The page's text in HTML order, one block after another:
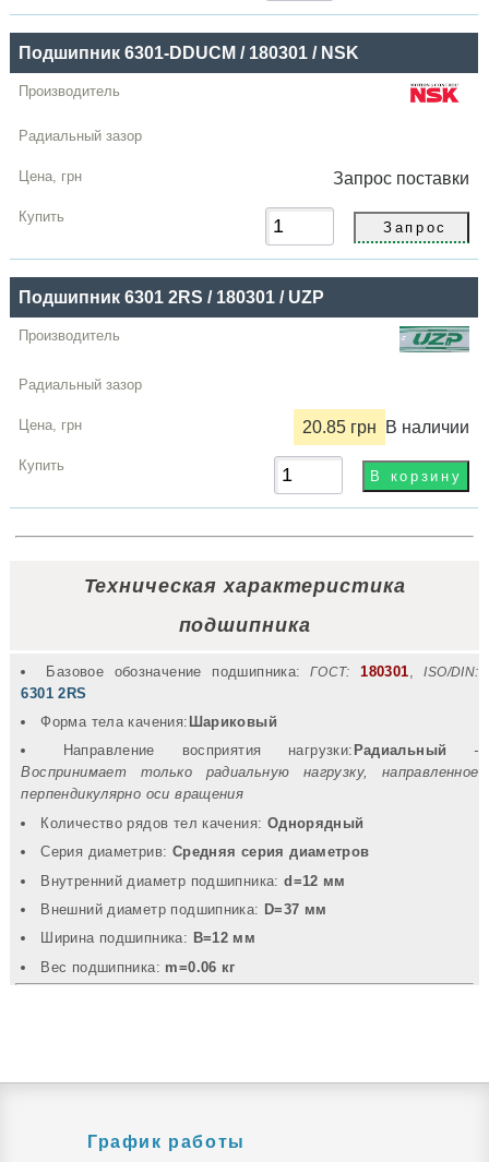
Подшипник 6301-DDUCM / 180301 / NSK
Запрос поставки
Подшипник 6301 2RS / 180301 / UZP
20.85 грн В наличии
Техническая характеристика
подшипника
Базовое обозначение подшипника: ГОСТ: 180301 ,ISO/DIN:
6301 2RS
Форма тела качения: Шариковый
Направление восприятия нагрузки: Радиальный
-
Воспринимает только радиальную нагрузку, направленное
перпендикулярно оси вращения
Количество рядов тел качения: Однорядный
Серия диаметрив: Средняя серия диаметров
Внутренний диаметр подшипника:d=12 мм
Внешний диаметр подшипника: D=37 мм
Ширина подшипника: B=12 мм
Вec подшипника: m=0.06 кг
График работы